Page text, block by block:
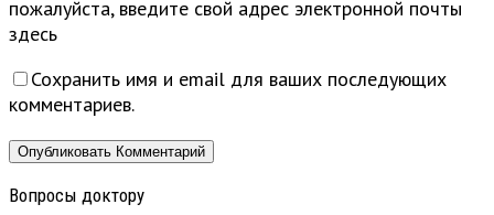
пожалуйста, введите свой адрес электронной почты
здесь
Сохранить имя и email для ваших последующих
комментариев.
Вопросы доктору